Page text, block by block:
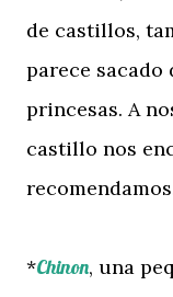
de castillos,
parece
princesas. A
castillo nos
*Chinon, una